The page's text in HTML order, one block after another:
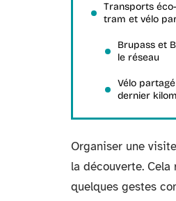
Transports
tram et vélo
Brupass et
le réseau
Vélo
dernier
Organiser une
la découverte.
quelques gestes